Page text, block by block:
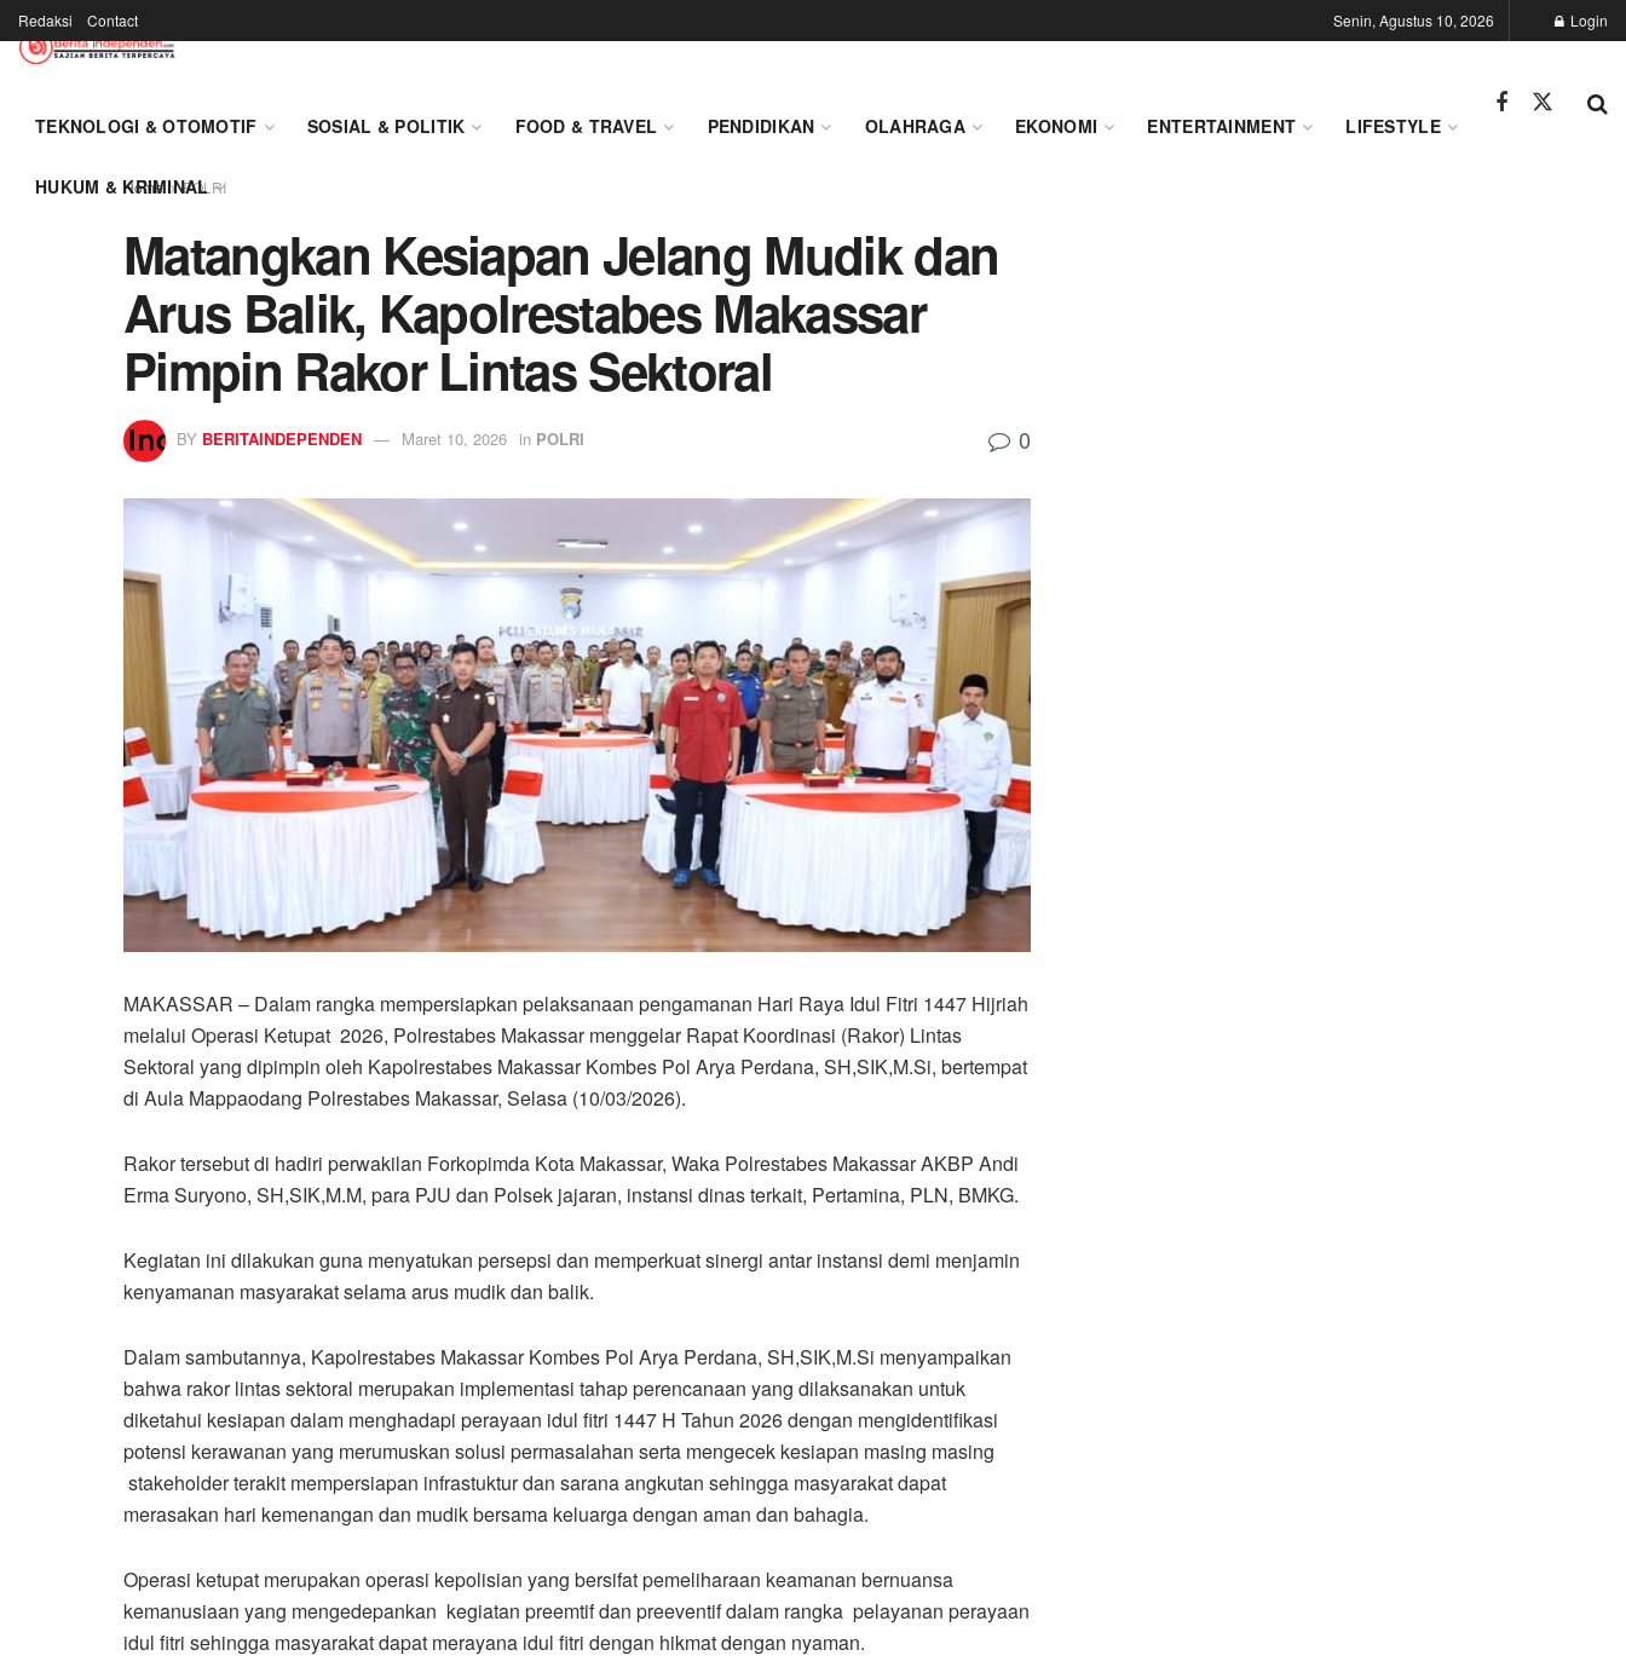
Redaksi Contact Senin, Agustus 10, 2026 Login
TEKNOLOGI & OTOMOTIF SOSIAL & POLITIK FOOD & TRAVEL PENDIDIKAN OLAHRAGA EKONOMI ENTERTAINMENT LIFESTYLE
HUKUM & KRIMINAL
Home POLRI
Matangkan Kesiapan Jelang Mudik dan
Arus Balik, Kapolrestabes Makassar
Pimpin Rakor Lintas Sektoral
BY BERITAINDEPENDEN Maret 10, 2026 in POLRI 0
MAKASSAR – Dalam rangka mempersiapkan pelaksanaan pengamanan Hari Raya Idul Fitri 1447 Hijriah
melalui Operasi Ketupat 2026, Polrestabes Makassar menggelar Rapat Koordinasi (Rakor) Lintas
Sektoral yang dipimpin oleh Kapolrestabes Makassar Kombes Pol Arya Perdana, SH,SIK,M.Si, bertempat
di Aula Mappaodang Polrestabes Makassar, Selasa (10/03/2026).
Rakor tersebut di hadiri perwakilan Forkopimda Kota Makassar, Waka Polrestabes Makassar AKBP Andi
Erma Suryono, SH,SIK,M.M, para PJU dan Polsek jajaran, instansi dinas terkait, Pertamina, PLN, BMKG.
Kegiatan ini dilakukan guna menyatukan persepsi dan memperkuat sinergi antar instansi demi menjamin
kenyamanan masyarakat selama arus mudik dan balik.
Dalam sambutannya, Kapolrestabes Makassar Kombes Pol Arya Perdana, SH,SIK,M.Si menyampaikan
bahwa rakor lintas sektoral merupakan implementasi tahap perencanaan yang dilaksanakan untuk
diketahui kesiapan dalam menghadapi perayaan idul fitri 1447 H Tahun 2026 dengan mengidentifikasi
potensi kerawanan yang merumuskan solusi permasalahan serta mengecek kesiapan masing masing
stakeholder terakit mempersiapan infrastuktur dan sarana angkutan sehingga masyarakat dapat
merasakan hari kemenangan dan mudik bersama keluarga dengan aman dan bahagia.
Operasi ketupat merupakan operasi kepolisian yang bersifat pemeliharaan keamanan bernuansa
kemanusiaan yang mengedepankan kegiatan preemtif dan preeventif dalam rangka pelayanan perayaan
idul fitri sehingga masyarakat dapat merayana idul fitri dengan hikmat dengan nyaman.